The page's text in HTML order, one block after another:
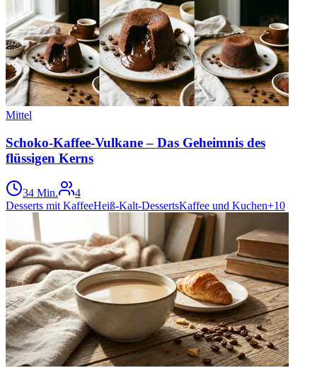
Mittel
Schoko-Kaffee-Vulkane – Das Geheimnis des
flüssigen Kerns
34 Min.
4
Desserts mit KaffeeHeiß-Kalt-DessertsKaffee und Kuchen+10